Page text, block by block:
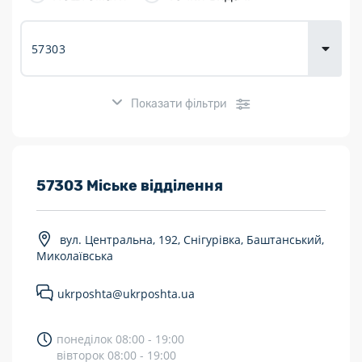
Показати фільтри
Розклад роботи:
Працюють після 19:00
Укрпошта Експрес/тариф «Пріоритетний»
57303 Міське відділення
вул. Центральна, 192, Снігурівка, Баштанський,
Миколаївська
ukrposhta@ukrposhta.ua
понеділок 08:00 - 19:00
вівторок 08:00 - 19:00